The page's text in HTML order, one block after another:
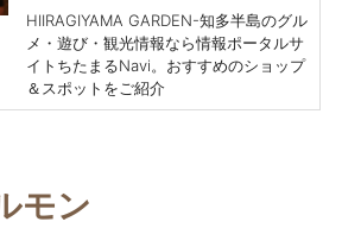
HIIRAGIYAMA GARDEN-知多半島のグル
メ・遊び・観光情報なら情報ポータルサ
イトちたまるNavi。おすすめのショップ
＆スポットをご紹介
モン